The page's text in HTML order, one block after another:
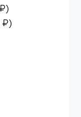
)
₽)